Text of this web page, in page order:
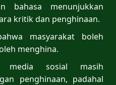
bahasa menunjukkan
kritik dan penghinaan.
masyarakat boleh
menghina.
media sosial masih
penghinaan, padahal